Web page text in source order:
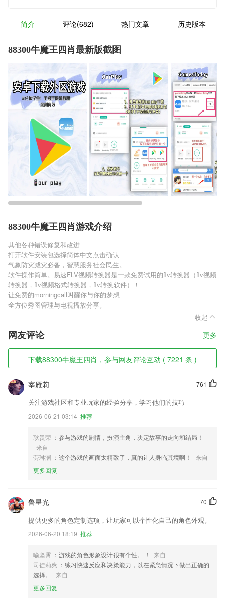
简介 评论(682) 热门文章 历史版本
88300牛魔王四肖最新版截图
88300牛魔王四肖游戏介绍
其他各种错误修复和改进
打开软件安装包选择简体中文点击确认
气象防灾减灾必备，智慧服务社会民生。
软件操作简单。易速FLV视频转换器是一款免费试用的flv转换器（flv视频
转换器，flv视频格式转换器，flv转换软件）！
让免费的morningcall叫醒你与你的梦想
全方位秀图管理与电视播放分享。
收起
网友评论 更多
下载88300牛魔王四肖，参与网友评论互动 ( 7221 条 )
761
宰雁莉
关注游戏社区和专业玩家的经验分享，学习他们的技巧
2026-06-21 03:14 推荐
耿贵荣 ：参与游戏的剧情，扮演主角，决定故事的走向和结局！
来自
劳琳澜 ：这个游戏的画面太精致了，真的让人身临其境啊！
来自
更多回复
70
鲁星光
提供更多的角色定制选项，让玩家可以个性化自己的角色外观。
2026-06-20 18:19 推荐
喻坚霄 ：游戏的角色形象设计很有个性。 ！
来自
司徒莉爽 ：练习快速反应和决策能力，以在紧急情况下做出正确的
选择。
来自
更多回复